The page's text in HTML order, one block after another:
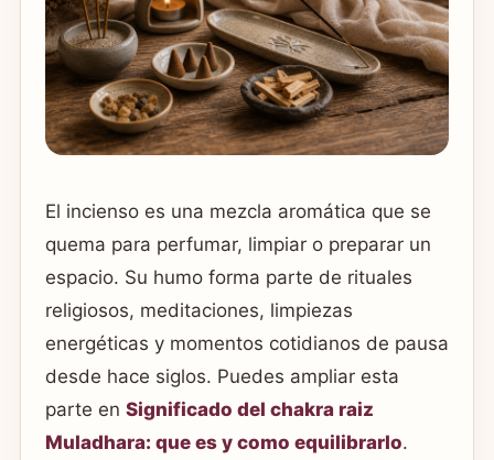
El incienso es una mezcla aromática que se
quema para perfumar, limpiar o preparar un
espacio. Su humo forma parte de rituales
religiosos, meditaciones, limpiezas
energéticas y momentos cotidianos de pausa
desde hace siglos. Puedes ampliar esta
parte en Significado del chakra raiz
Muladhara: que es y como equilibrarlo.